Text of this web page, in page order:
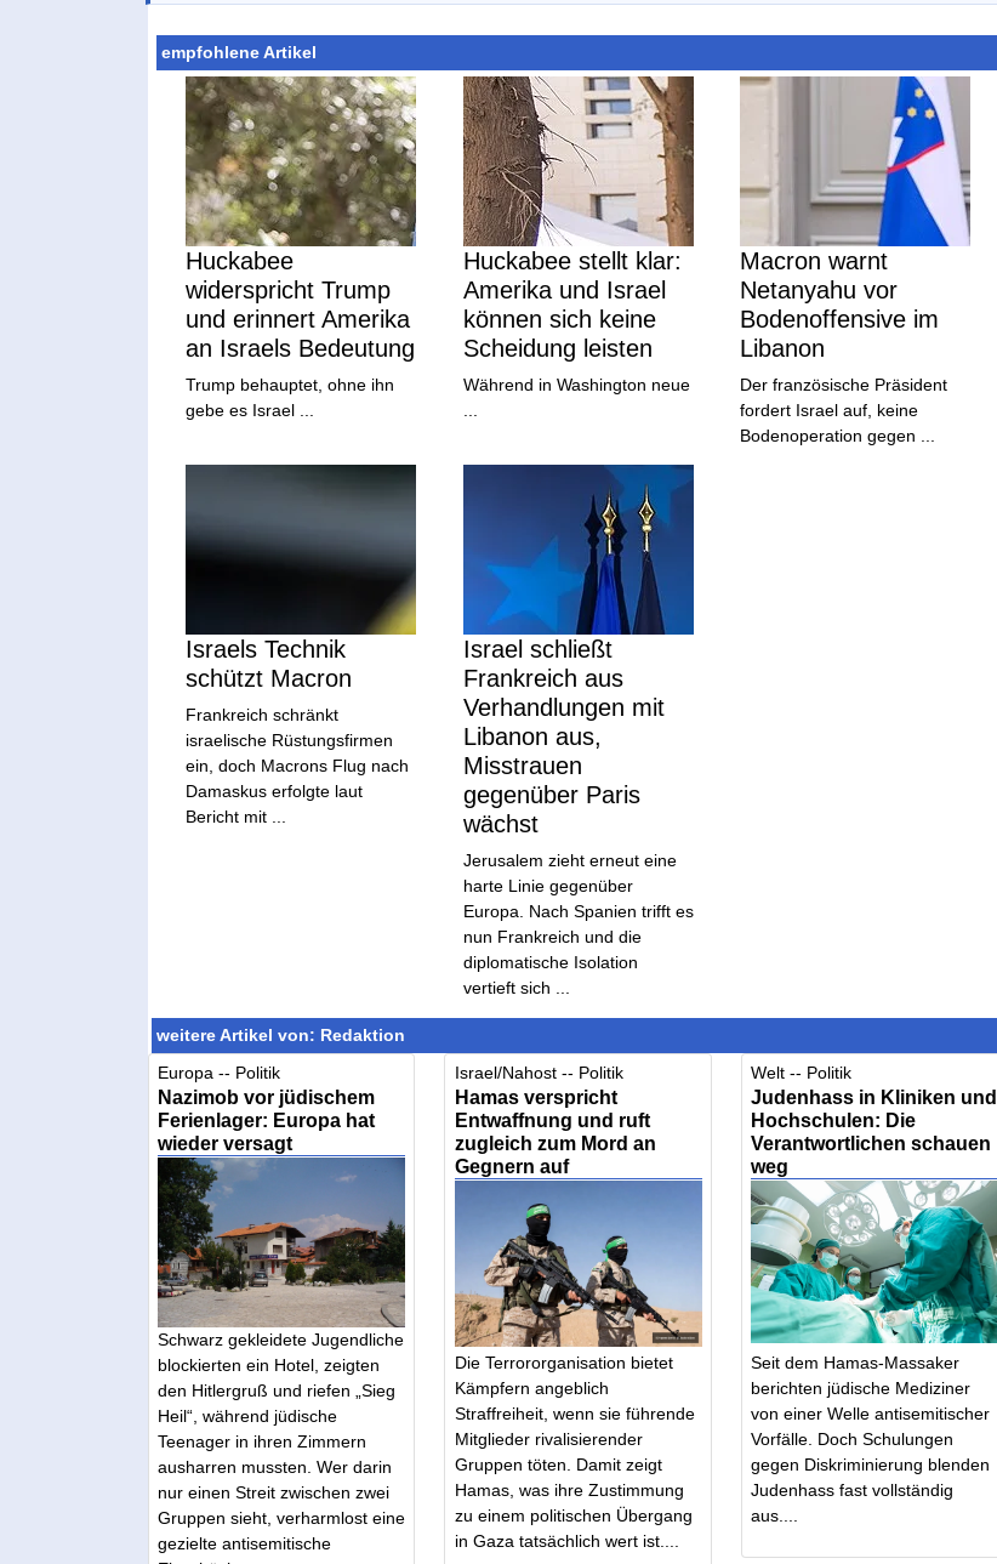
empfohlene Artikel
Huckabee
widerspricht Trump
und erinnert Amerika
an Israels Bedeutung
Trump behauptet, ohne ihn
gebe es Israel ...
Huckabee stellt klar:
Amerika und Israel
können sich keine
Scheidung leisten
Während in Washington neue
Macron warnt
Netanyahu vor
Bodenoffensive im
Libanon
Der französische Präsident
fordert Israel auf, keine
Bodenoperation gegen ...
Israels Technik
schützt Macron
Frankreich schränkt
israelische Rüstungsfirmen
ein, doch Macrons Flug nach
Damaskus erfolgte laut
Bericht mit ...
Israel schließt
Frankreich aus
Verhandlungen mit
Libanon aus,
Misstrauen
gegenüber Paris
wächst
Jerusalem zieht erneut eine
harte Linie gegenüber
Europa. Nach Spanien trifft es
nun Frankreich und die
diplomatische Isolation
vertieft sich ...
weitere Artikel von: Redaktion
Europa -- Politik
Nazimob vor jüdischem
Ferienlager: Europa hat
wieder versagt
Schwarz gekleidete Jugendliche
blockierten ein Hotel, zeigten
den Hitlergruß und riefen „Sieg
Heil“, während jüdische
Teenager in ihren Zimmern
ausharren mussten. Wer darin
nur einen Streit zwischen zwei
Gruppen sieht, verharmlost eine
gezielte antisemitische
Israel/Nahost -- Politik
Hamas verspricht
Entwaffnung und ruft
zugleich zum Mord an
Gegnern auf
Die Terrororganisation bietet
Kämpfern angeblich
Straffreiheit, wenn sie führende
Mitglieder rivalisierender
Gruppen töten. Damit zeigt
Hamas, was ihre Zustimmung
zu einem politischen Übergang
in Gaza tatsächlich wert ist....
Welt -- Politik
Judenhass in Kliniken und
Hochschulen: Die
Verantwortlichen schauen
weg
Seit dem Hamas-Massaker
berichten jüdische Mediziner
von einer Welle antisemitischer
Vorfälle. Doch Schulungen
gegen Diskriminierung blenden
Judenhass fast vollständig
aus....